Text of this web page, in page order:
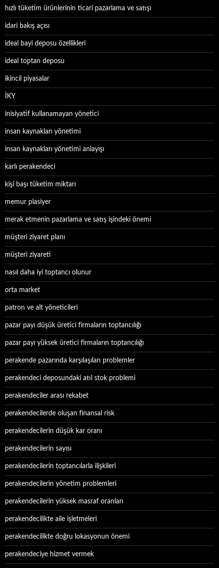
hızlı tüketim ürünlerinin ticari pazarlama ve satışı
idari bakış açısı
ideal bayi deposu özellikleri
ideal toptan deposu
ikincil piyasalar
İKY
inisiyatif kullanamayan yönetici
insan kaynakları yönetimi
insan kaynakları yönetimi anlayışı
karlı perakendeci
kişi başı tüketim miktarı
memur plasiyer
merak etmenin pazarlama ve satış işindeki önemi
müşteri ziyaret planı
müşteri ziyareti
nasıl daha iyi toptancı olunur
orta market
patron ve alt yöneticileri
pazar payı düşük üretici firmaların toptancılığı
pazar payı yüksek üretici firmaların toptancılığı
perakende pazarında karşılaşılan problemler
perakendeci deposundaki atıl stok problemi
perakendeciler arası rekabet
perakendecilerde oluşan finansal risk
perakendecilerin düşük kar oranı
perakendecilerin sayısı
perakendecilerin toptancılarla ilişkileri
perakendecilerin yönetim problemleri
perakendecilerin yüksek masraf oranları
perakendecilikte aile işletmeleri
perakendecilikte doğru lokasyonun önemi
perakendeciye hizmet vermek